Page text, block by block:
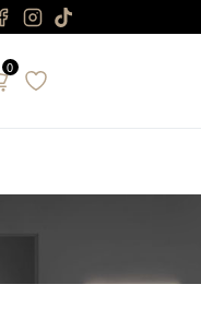
0